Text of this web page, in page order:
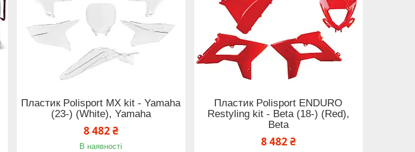
Пластик Polisport MX kit - Yamaha
(23-) (White), Yamaha
8 482 ₴
В наявності
Пластик Polisport ENDURO
Restyling kit - Beta (18-) (Red),
Beta
8 482 ₴